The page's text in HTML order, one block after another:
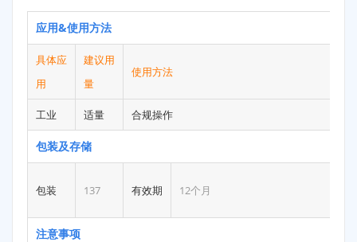
应用&使用方法
具体应
用
建议用
量
使用方法
工业 适量 合规操作
包装及存储
包装 137 有效期 12个月
注意事项